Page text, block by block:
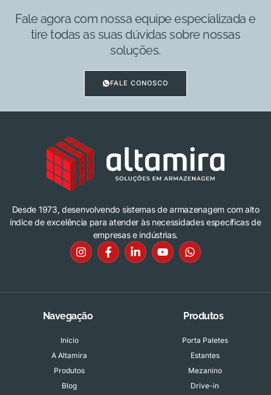
Fale agora com nossa equipe especializada e
tire todas as suas dúvidas sobre nossas
soluções.
FALE CONOSCO
Desde 1973, desenvolvendo sistemas de armazenagem com alto
índice de excelência para atender às necessidades específicas de
empresas e indústrias.
Navegação
Início
A Altamira
Produtos
Blog
Produtos
Porta Paletes
Estantes
Mezanino
Drive-in